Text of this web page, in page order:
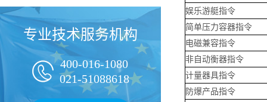
专业技术服务机构
 400-016-1080
021-51088618
娱乐游艇指令
简单压力容器指令
电磁兼容指令
非自动衡器指令
计量器具指令
防爆产品指令